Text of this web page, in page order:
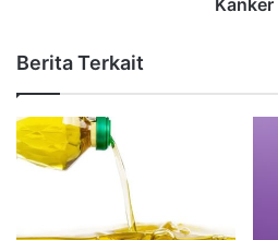
Kanker
Berita Terkait